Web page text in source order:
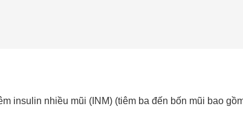
insulin nhiều mũi (INM) (tiêm ba đến bốn mũi bao